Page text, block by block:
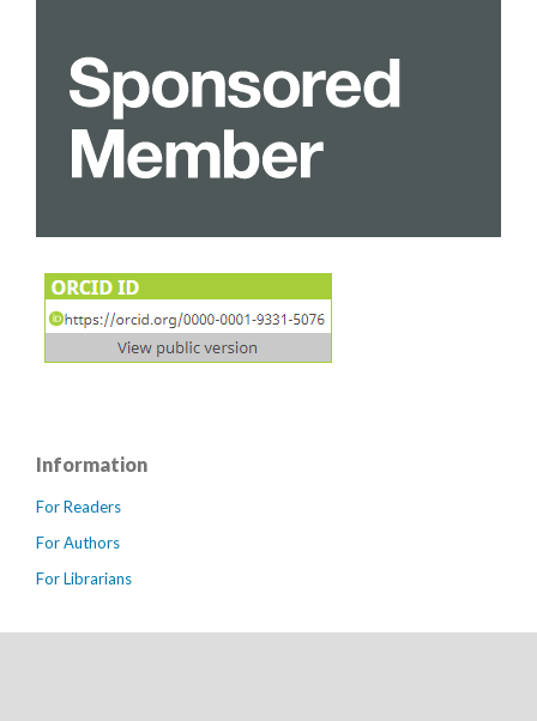
Information
For Readers
For Authors
For Librarians